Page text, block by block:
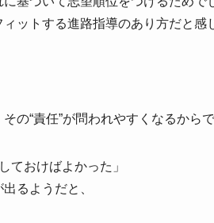
ットする進路指導のあり方だと感
の“責任”が問われやすくなるからで
ておけばよかった」
るようだと、